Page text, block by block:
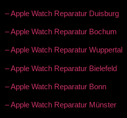
– Apple Watch Reparatur Duisburg
– Apple Watch Reparatur Bochum
– Apple Watch Reparatur Wuppertal
– Apple Watch Reparatur Bielefeld
– Apple Watch Reparatur Bonn
– Apple Watch Reparatur Münster